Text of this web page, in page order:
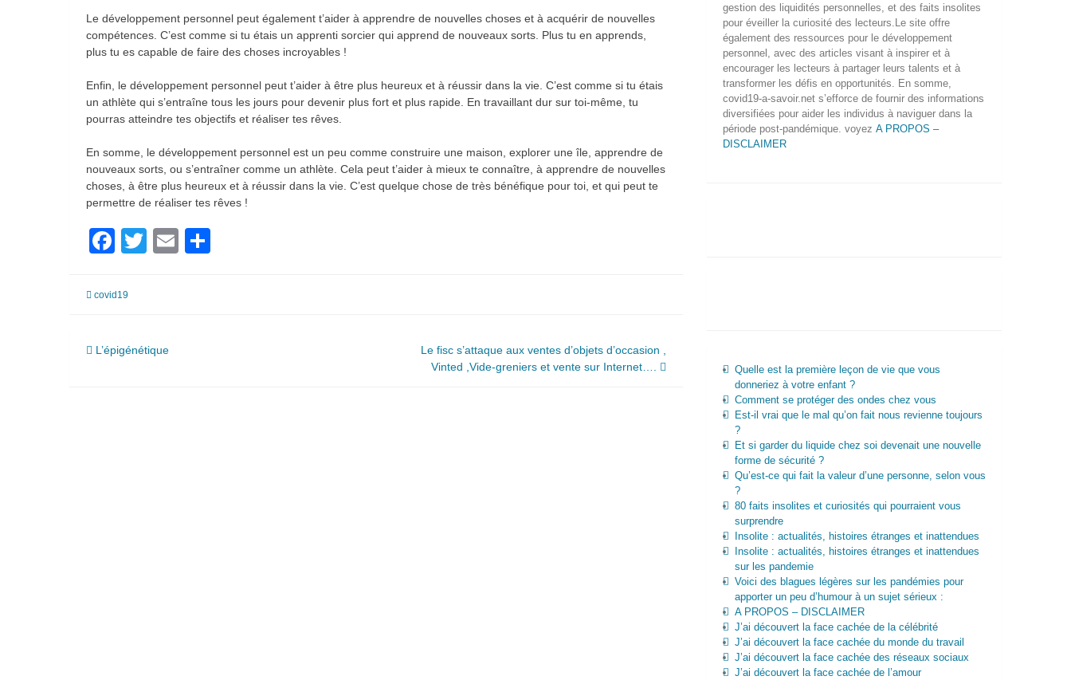
Le développement personnel peut également t’aider à apprendre de nouvelles choses et à acquérir de nouvelles
compétences. C’est comme si tu étais un apprenti sorcier qui apprend de nouveaux sorts. Plus tu en apprends,
plus tu es capable de faire des choses incroyables !
Enfin, le développement personnel peut t’aider à être plus heureux et à réussir dans la vie. C’est comme si tu étais
un athlète qui s’entraîne tous les jours pour devenir plus fort et plus rapide. En travaillant dur sur toi-même, tu
pourras atteindre tes objectifs et réaliser tes rêves.
En somme, le développement personnel est un peu comme construire une maison, explorer une île, apprendre de
nouveaux sorts, ou s’entraîner comme un athlète. Cela peut t’aider à mieux te connaître, à apprendre de nouvelles
choses, à être plus heureux et à réussir dans la vie. C’est quelque chose de très bénéfique pour toi, et qui peut te
permettre de réaliser tes rêves !
Facebook
TwitterEmail
covid19
Navigation
L’épigénétique
Le fisc s’attaque aux ventes d’objets d’occasion ,
Vinted ,Vide-greniers et vente sur Internet….
gestion des liquidités personnelles, et des faits insolites
pour éveiller la curiosité des lecteurs.Le site offre
également des ressources pour le développement
personnel, avec des articles visant à inspirer et à
encourager les lecteurs à partager leurs talents et à
transformer les défis en opportunités. En somme,
covid19-a-savoir.net s’efforce de fournir des informations
diversifiées pour aider les individus à naviguer dans la
période post-pandémique. voyez A PROPOS –
DISCLAIMER
Quelle est la première leçon de vie que vous
donneriez à votre enfant ?
Comment se protéger des ondes chez vous
Est-il vrai que le mal qu’on fait nous revienne toujours
?
Et si garder du liquide chez soi devenait une nouvelle
forme de sécurité ?
Qu’est-ce qui fait la valeur d’une personne, selon vous
?
80 faits insolites et curiosités qui pourraient vous
surprendre
Insolite : actualités, histoires étranges et inattendues
Insolite : actualités, histoires étranges et inattendues
sur les pandemie
Voici des blagues légères sur les pandémies pour
apporter un peu d’humour à un sujet sérieux :
A PROPOS – DISCLAIMER
J’ai découvert la face cachée de la célébrité
J’ai découvert la face cachée du monde du travail
J’ai découvert la face cachée des réseaux sociaux
J’ai découvert la face cachée de l’amour